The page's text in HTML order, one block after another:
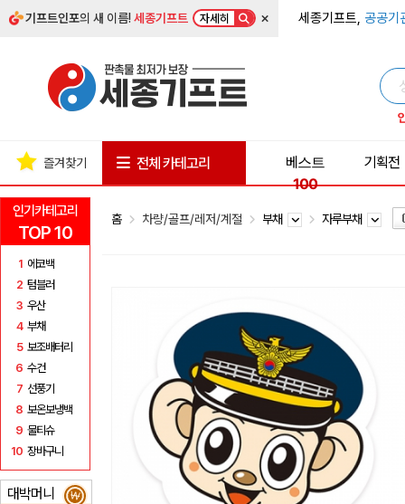
기프트인포의 새 이름!세종기프트 자세히 × 세종기프트, 공공기
인기카테고리
TOP 10
1 에코백
2 텀블러
3 우산
4 부채
5 보조배터리
6 수건
7 선풍기
8 보온보냉백
9 물티슈
10 장바구니
대박머니 ₩
즐겨찾기 전체 카테고리
베스트
100
기획전
홈 차량/골프/레저/계절 부채 자루부채